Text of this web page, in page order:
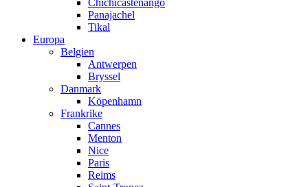
Panajachel
Tikal
Europa
Belgien
Antwerpen
Bryssel
Danmark
Köpenhamn
Frankrike
Cannes
Menton
Nice
Paris
Reims